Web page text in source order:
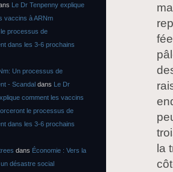
la
Le Dr Tenpenny explique
vaccins à ARNm
processus de
dans les 3-6 prochains
Un processus de
- Scandal dans Le Dr
comment les vaccins
le processus de
dans les 3-6 prochains
dans Économie : Vers la
désastre social